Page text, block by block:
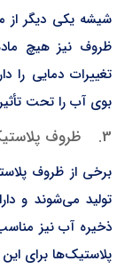
شیشه یکی دیگر از
ظروف نیز هیچ
تغییرات دمایی را
بوی آب را تحت
3. ظروف پلاستیکی مخصوص
برخی از ظروف
تولید می‌شوند و
ذخیره آب نیز
پلاستیک‌ها برای